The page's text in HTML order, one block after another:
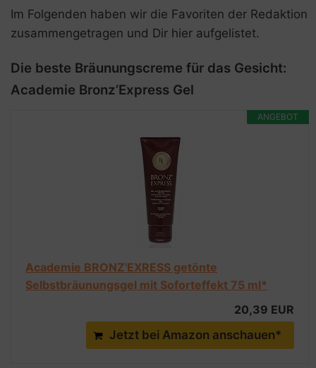
Im Folgenden haben wir die Favoriten der Redaktion
zusammengetragen und Dir hier aufgelistet.
Die beste Bräunungscreme für das Gesicht:
Academie Bronz’Express Gel
ANGEBOT
Academie BRONZ'EXRESS getönte
Selbstbräunungsgel mit Soforteffekt 75 ml*
20,39 EUR
Jetzt bei Amazon anschauen*